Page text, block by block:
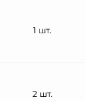
1 шт.
2 шт.